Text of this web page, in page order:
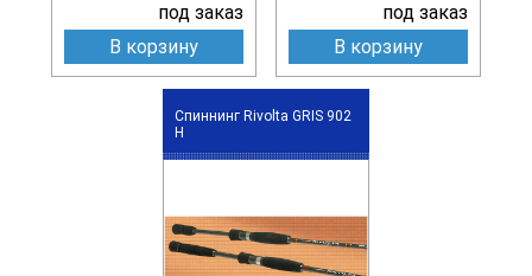
под заказ
В корзину
под заказ
В корзину
Спиннинг Rivolta GRIS 902
H